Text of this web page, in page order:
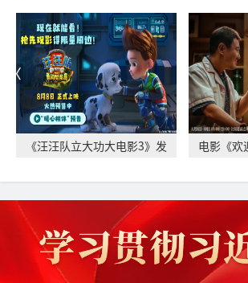
《汪汪队立大功大电影3》发
电影《欢